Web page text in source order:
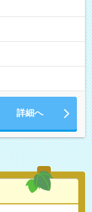
詳細へ